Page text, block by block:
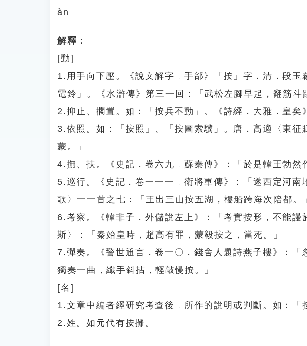
àn
解釋：
[動]
1.用手向下壓。《說文解字．手部》「按」字．清．段玉
電鈴」。《水滸傳》第三一回：「武松左腳早起，翻筋斗
2.抑止、擱置。如：「按兵不動」。《詩經．大雅．皇矣
3.依照。如：「按照」、「按圖索驥」。唐．高適〈東征
蒙。」
4.撫、扶。《史記．卷六九．蘇秦傳》：「於是韓王勃然
5.巡行。《史記．卷一一一．衛將軍傳》：「遂西定河南
歌〉一一首之七：「王出三山按五湖，樓船跨海次陪都。」
6.考察。《韓非子．外儲說左上》：「考實按形，不能謾
斯〉：「秦始皇時，趙高有罪，蒙毅按之，當死。」
7.彈奏。《警世通言．卷一〇．錢舍人題詩燕子樓》：「
獨奏一曲，纖手斜拈，輕敲慢按。」
[名]
1.文章中編者經研究考查後，所作的說明或判斷。如：「
2.姓。如元代有按攤。